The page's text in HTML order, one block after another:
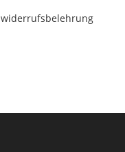
widerrufsbelehrung